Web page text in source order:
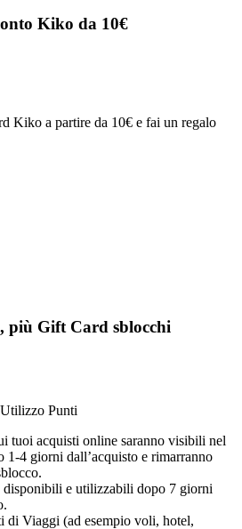
Kiko da 10€
Kiko a partire da 10€ e fai un regalo
più Gift Card sblocchi
Punti
tuoi acquisti online saranno visibili nel
1-4 giorni dall’acquisto e rimarranno
disponibili e utilizzabili dopo 7 giorni
di Viaggi (ad esempio voli, hotel,